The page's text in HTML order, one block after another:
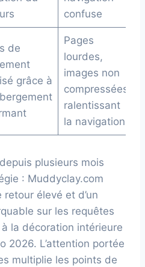
confuse
de
grâce à
Pages
lourdes,
images non
compressées
ralentissant
la navigation
plusieurs mois
: Muddyclay.com
élevé et d’un
sur les requêtes
la décoration intérieure
2026. L’attention portée
multiplie les points de